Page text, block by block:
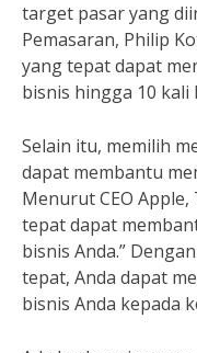
target pasar yang
Pemasaran, Philip
yang tepat dapat
bisnis hingga 10 kali
Selain itu, memilih
dapat membantu
Menurut CEO
tepat dapat
bisnis Anda.”
tepat, Anda dapat
bisnis Anda kepada